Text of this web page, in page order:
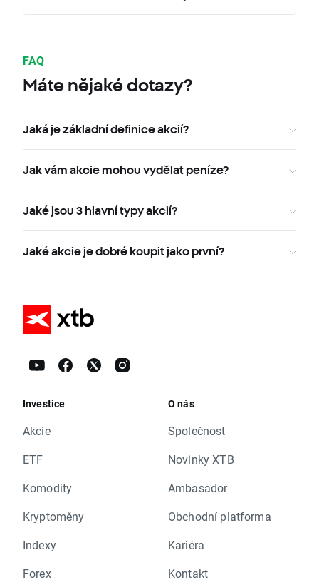
FAQ
Máte nějaké dotazy?
Jaká je základní definice akcií?
Jak vám akcie mohou vydělat peníze?
Jaké jsou 3 hlavní typy akcií?
Jaké akcie je dobré koupit jako první?
Investice
Akcie
ETF
Komodity
Kryptoměny
Indexy
Forex
O nás
Společnost
Novinky XTB
Ambasador
Obchodní platforma
Kariéra
Kontakt